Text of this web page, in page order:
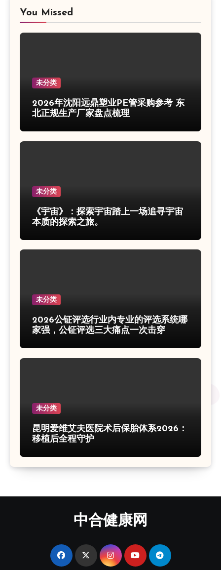
You Missed
未分类
2026年沈阳远鼎塑业PE管采购参考 东
北正规生产厂家盘点梳理
未分类
《宇宙》：探索宇宙踏上一场追寻宇宙
本质的探索之旅。
未分类
2026公钲评选行业内专业的评选系统哪
家强，公钲评选三大痛点一次击穿
未分类
昆明爱维艾夫医院术后保胎体系2026：
移植后全程守护
中合健康网